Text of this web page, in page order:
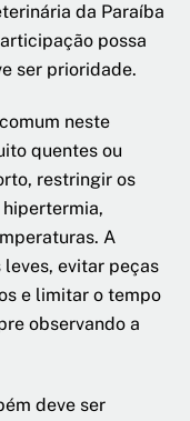
da Paraíba
possa
ser prioridade.
neste
quentes ou
restringir os
A
evitar peças
e limitar o tempo
observando a
deve ser